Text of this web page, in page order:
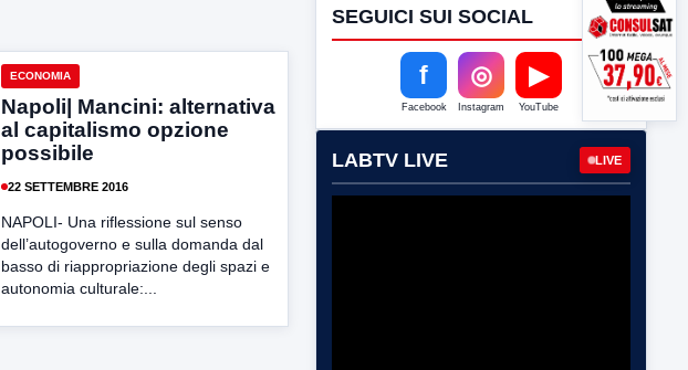
ECONOMIA
Napoli| Mancini: alternativa
al capitalismo opzione
possibile
22 SETTEMBRE 2016
NAPOLI- Una riflessione sul senso
dell’autogoverno e sulla domanda dal
basso di riappropriazione degli spazi e
autonomia culturale:...
SEGUICI SUI SOCIAL
f
Facebook
◎
Instagram
▶
YouTube
LABTV LIVE LIVE